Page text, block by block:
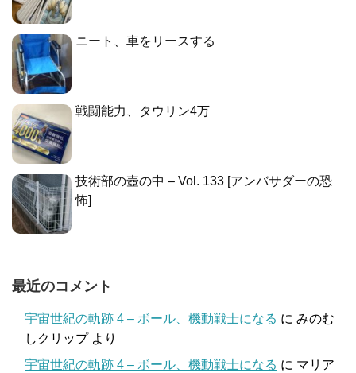
ニート、車をリースする
戦闘能力、タウリン4万
技術部の壺の中 – Vol. 133 [アンバサダーの恐
怖]
最近のコメント
宇宙世紀の軌跡 4 – ボール、機動戦士になる に みのむ
しクリップより
宇宙世紀の軌跡 4 – ボール、機動戦士になる に マリア